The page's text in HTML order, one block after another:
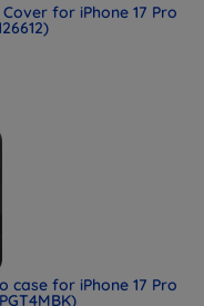
for iPhone 17 Pro
case for iPhone 17 Pro